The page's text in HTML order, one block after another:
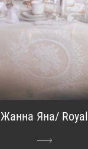
Жанна Яна/ Royal